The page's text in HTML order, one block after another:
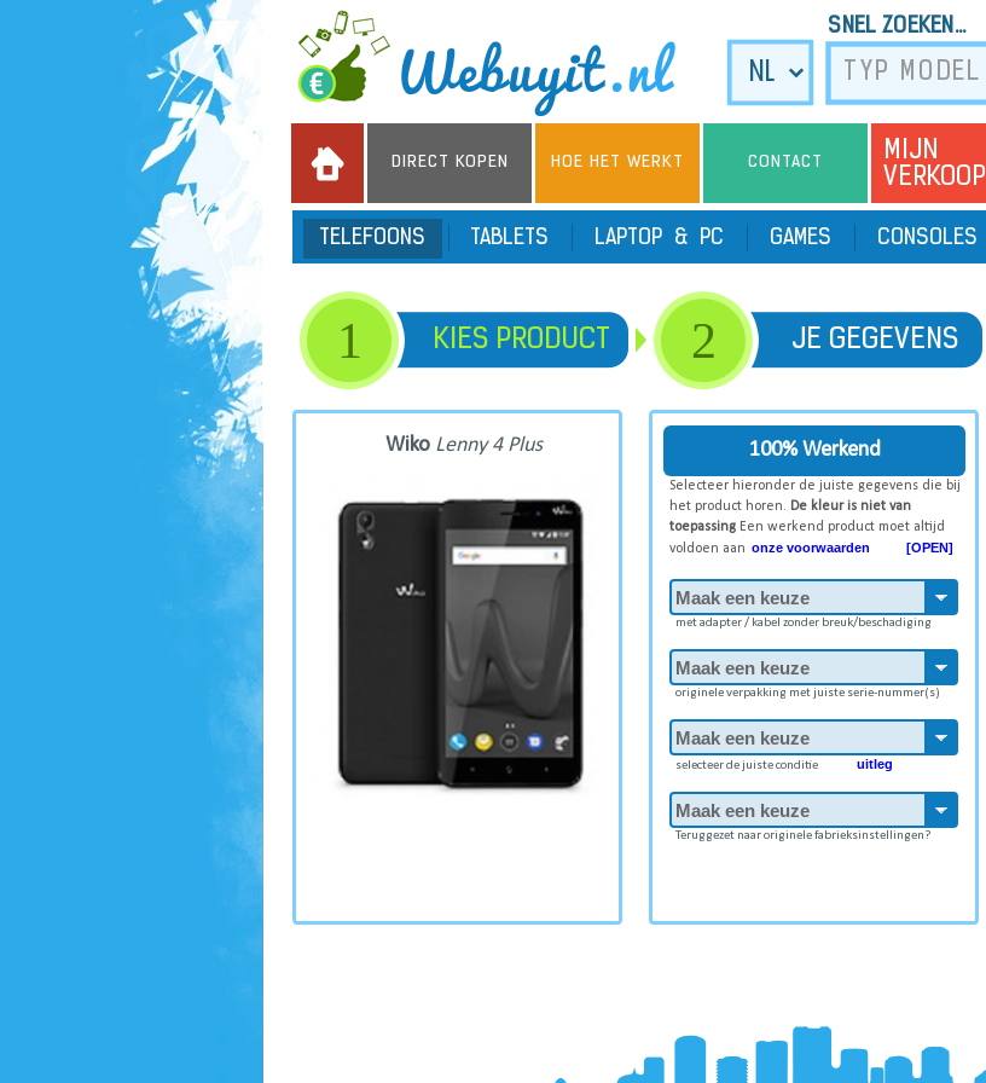
SNEL ZOEKEN...
DIRECT KOPEN HOE HET WERKT CONTACT
MIJN
VERKOOP
TELEFOONS TABLETS LAPTOP & PC GAMES CONSOLES
1 KIES PRODUCT 2 JE GEGEVENS
Wiko Lenny 4 Plus 100% Werkend
Selecteer hieronder de juiste gegevens die bij
het product horen. De kleur is niet van
toepassing Een werkend product moet altijd
voldoen aan onze voorwaarden [OPEN]
met adapter / kabel zonder breuk/beschadiging
originele verpakking met juiste serie-nummer(s)
selecteer de juiste conditie uitleg
Teruggezet naar originele fabrieksinstellingen?